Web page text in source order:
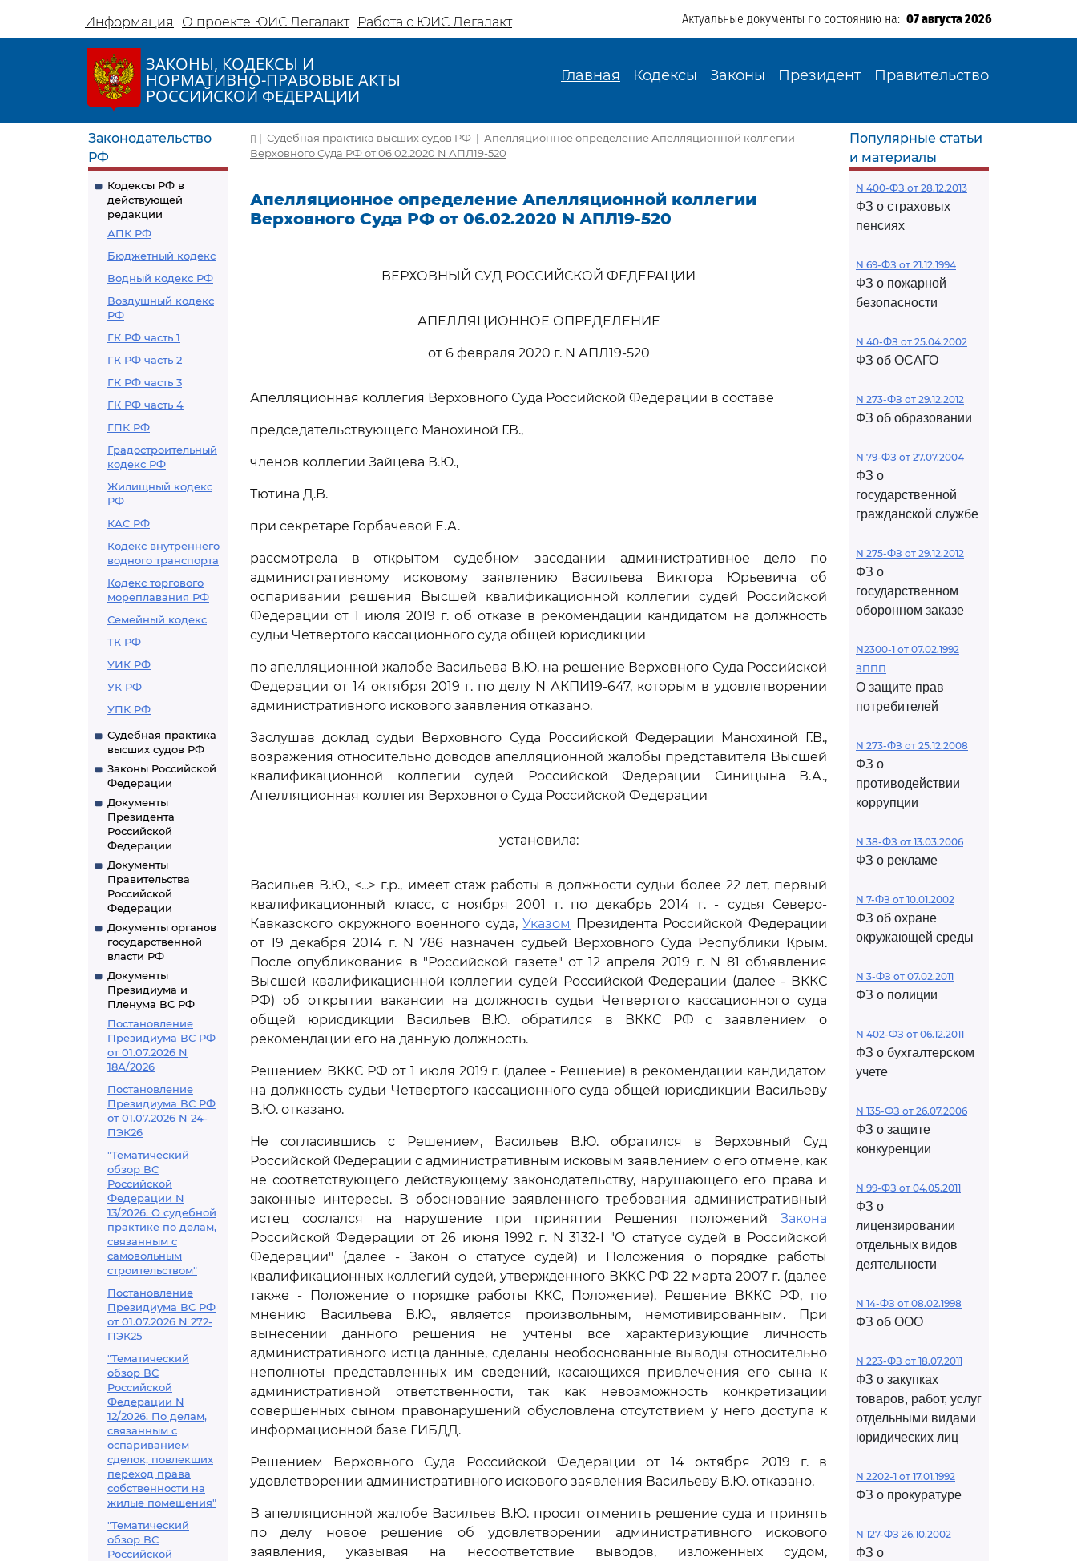
Информация О проекте ЮИС Легалакт Работа с ЮИС Легалакт Актуальные документы по состоянию на: 07 августа 2026
ЗАКОНЫ, КОДЕКСЫ И
НОРМАТИВНО-ПРАВОВЫЕ АКТЫ
РОССИЙСКОЙ ФЕДЕРАЦИИ
Главная Кодексы Законы Президент Правительство
Законодательство
РФ
Кодексы РФ в
действующей
редакции
АПК РФ
Бюджетный кодекс
Водный кодекс РФ
Воздушный кодекс
РФ
ГК РФ часть 1
ГК РФ часть 2
ГК РФ часть 3
ГК РФ часть 4
ГПК РФ
Градостроительный
кодекс РФ
Жилищный кодекс
РФ
КАС РФ
Кодекс внутреннего
водного транспорта
Кодекс торгового
мореплавания РФ
Семейный кодекс
ТК РФ
УИК РФ
УК РФ
УПК РФ
Судебная практика
высших судов РФ
Законы Российской
Федерации
Документы
Президента
Российской
Федерации
Документы
Правительства
Российской
Федерации
Документы органов
государственной
власти РФ
Документы
Президиума и
Пленума ВС РФ
Постановление
Президиума ВС РФ
от 01.07.2026 N
18А/2026
Постановление
Президиума ВС РФ
от 01.07.2026 N 24-
ПЭК26
"Тематический
обзор ВС
Российской
Федерации N
13/2026. О судебной
практике по делам,
связанным с
самовольным
строительством"
Постановление
Президиума ВС РФ
от 01.07.2026 N 272-
ПЭК25
"Тематический
обзор ВС
Российской
Федерации N
12/2026. По делам,
связанным с
оспариванием
сделок, повлекших
переход права
собственности на
жилые помещения"
"Тематический
обзор ВС
Российской
| Судебная практика высших судов РФ | Апелляционное определение Апелляционной коллегии
Верховного Суда РФ от 06.02.2020 N АПЛ19-520
Апелляционное определение Апелляционной коллегии
Верховного Суда РФ от 06.02.2020 N АПЛ19-520
ВЕРХОВНЫЙ СУД РОССИЙСКОЙ ФЕДЕРАЦИИ
АПЕЛЛЯЦИОННОЕ ОПРЕДЕЛЕНИЕ
от 6 февраля 2020 г. N АПЛ19-520
Апелляционная коллегия Верховного Суда Российской Федерации в составе
председательствующего Манохиной Г.В.,
членов коллегии Зайцева В.Ю.,
Тютина Д.В.
при секретаре Горбачевой Е.А.
рассмотрела в открытом судебном заседании административное дело по
административному исковому заявлению Васильева Виктора Юрьевича об
оспаривании решения Высшей квалификационной коллегии судей Российской
Федерации от 1 июля 2019 г. об отказе в рекомендации кандидатом на должность
судьи Четвертого кассационного суда общей юрисдикции
по апелляционной жалобе Васильева В.Ю. на решение Верховного Суда Российской
Федерации от 14 октября 2019 г. по делу N АКПИ19-647, которым в удовлетворении
административного искового заявления отказано.
Заслушав доклад судьи Верховного Суда Российской Федерации Манохиной Г.В.,
возражения относительно доводов апелляционной жалобы представителя Высшей
квалификационной коллегии судей Российской Федерации Синицына В.А.,
Апелляционная коллегия Верховного Суда Российской Федерации
установила:
Васильев В.Ю., <...> г.р., имеет стаж работы в должности судьи более 22 лет, первый
квалификационный класс, с ноября 2001 г. по декабрь 2014 г. - судья Северо-
Кавказского окружного военного суда,Указом Президента Российской Федерации
от 19 декабря 2014 г. N 786 назначен судьей Верховного Суда Республики Крым.
После опубликования в "Российской газете" от 12 апреля 2019 г. N 81 объявления
Высшей квалификационной коллегии судей Российской Федерации (далее - ВККС
РФ) об открытии вакансии на должность судьи Четвертого кассационного суда
общей юрисдикции Васильев В.Ю. обратился в ВККС РФ с заявлением о
рекомендации его на данную должность.
Решением ВККС РФ от 1 июля 2019 г. (далее - Решение) в рекомендации кандидатом
на должность судьи Четвертого кассационного суда общей юрисдикции Васильеву
В.Ю. отказано.
Не согласившись с Решением, Васильев В.Ю. обратился в Верховный Суд
Российской Федерации с административным исковым заявлением о его отмене, как
не соответствующего действующему законодательству, нарушающего его права и
законные интересы. В обоснование заявленного требования административный
истец сослался на нарушение при принятии Решения положений Закона
Российской Федерации от 26 июня 1992 г. N 3132-I "О статусе судей в Российской
Федерации" (далее - Закон о статусе судей) и Положения о порядке работы
квалификационных коллегий судей, утвержденного ВККС РФ 22 марта 2007 г. (далее
также - Положение о порядке работы ККС, Положение). Решение ВККС РФ, по
мнению Васильева В.Ю., является произвольным, немотивированным. При
вынесении данного решения не учтены все характеризующие личность
административного истца данные, сделаны необоснованные выводы относительно
неполноты представленных им сведений, касающихся привлечения его сына к
административной ответственности, так как невозможность конкретизации
совершенных сыном правонарушений обусловлена отсутствием у него доступа к
информационной базе ГИБДД.
Решением Верховного Суда Российской Федерации от 14 октября 2019 г. в
удовлетворении административного искового заявления Васильеву В.Ю. отказано.
В апелляционной жалобе Васильев В.Ю. просит отменить решение суда и принять
по делу новое решение об удовлетворении административного искового
заявления, указывая на несоответствие выводов, изложенных судом,
Популярные статьи
и материалы
N 400-ФЗ от 28.12.2013
ФЗ о страховых
пенсиях
N 69-ФЗ от 21.12.1994
ФЗ о пожарной
безопасности
N 40-ФЗ от 25.04.2002
ФЗ об ОСАГО
N 273-ФЗ от 29.12.2012
ФЗ об образовании
N 79-ФЗ от 27.07.2004
ФЗ о
государственной
гражданской службе
N 275-ФЗ от 29.12.2012
ФЗ о
государственном
оборонном заказе
N2300-1 от 07.02.1992
ЗППП
О защите прав
потребителей
N 273-ФЗ от 25.12.2008
ФЗ о
противодействии
коррупции
N 38-ФЗ от 13.03.2006
ФЗ о рекламе
N 7-ФЗ от 10.01.2002
ФЗ об охране
окружающей среды
N 3-ФЗ от 07.02.2011
ФЗ о полиции
N 402-ФЗ от 06.12.2011
ФЗ о бухгалтерском
учете
N 135-ФЗ от 26.07.2006
ФЗ о защите
конкуренции
N 99-ФЗ от 04.05.2011
ФЗ о
лицензировании
отдельных видов
деятельности
N 14-ФЗ от 08.02.1998
ФЗ об ООО
N 223-ФЗ от 18.07.2011
ФЗ о закупках
товаров, работ, услуг
отдельными видами
юридических лиц
N 2202-1 от 17.01.1992
ФЗ о прокуратуре
N 127-ФЗ 26.10.2002
ФЗ о